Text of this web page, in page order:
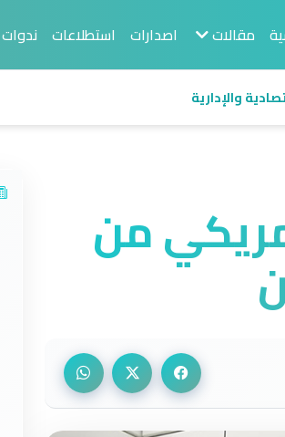
مقالات اصدارات استطلاعات ندوات
والإدارية
من